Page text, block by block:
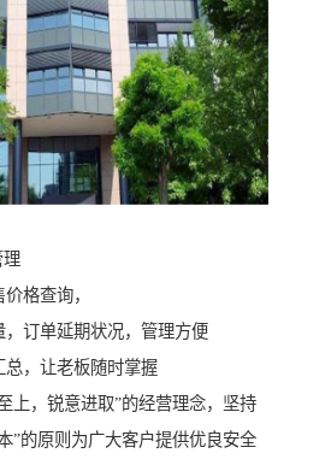
理
格查询，
订单延期状况，管理方便
总，让老板随时掌握
上，锐意进取”的经营理念，坚持
”的原则为广大客户提供优良安全